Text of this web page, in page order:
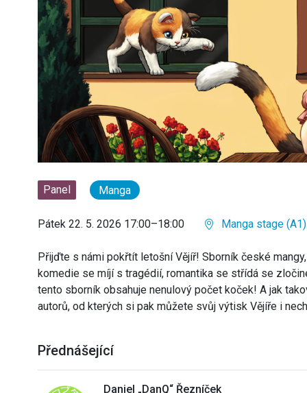
Panel Manga
Pátek 22. 5. 2026 17:00–18:00 Manga stage (A1)
Přijďte s námi pokřtít letošní Vějíř! Sborník české
komedie se míjí s tragédií, romantika se střídá se
tento sborník obsahuje nenulový počet koček! A jak
autorů, od kterých si pak můžete svůj výtisk Vějíře i
Přednášející
Daniel „DanQ“ Řezníček